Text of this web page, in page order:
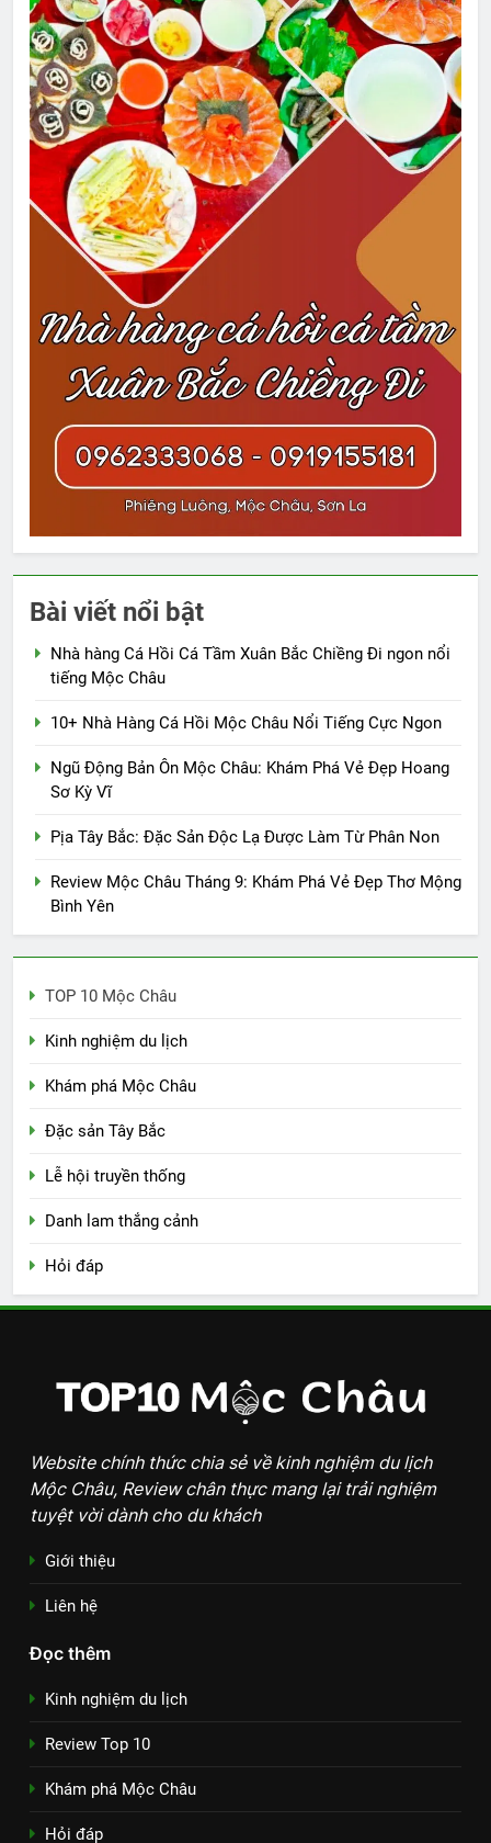
Bài viết nổi bật
Nhà hàng Cá Hồi Cá Tầm Xuân Bắc Chiềng Đi ngon nổi
tiếng Mộc Châu
10+ Nhà Hàng Cá Hồi Mộc Châu Nổi Tiếng Cực Ngon
Ngũ Động Bản Ôn Mộc Châu: Khám Phá Vẻ Đẹp Hoang
Sơ Kỳ Vĩ
Pịa Tây Bắc: Đặc Sản Độc Lạ Được Làm Từ Phân Non
Review Mộc Châu Tháng 9: Khám Phá Vẻ Đẹp Thơ Mộng
Bình Yên
TOP 10 Mộc Châu
Kinh nghiệm du lịch
Khám phá Mộc Châu
Đặc sản Tây Bắc
Lễ hội truyền thống
Danh lam thắng cảnh
Hỏi đáp
Website chính thức chia sẻ về kinh nghiệm du lịch
Mộc Châu, Review chân thực mang lại trải nghiệm
tuyệt vời dành cho du khách
Giới thiệu
Liên hệ
Đọc thêm
Kinh nghiệm du lịch
Review Top 10
Khám phá Mộc Châu
Hỏi đáp